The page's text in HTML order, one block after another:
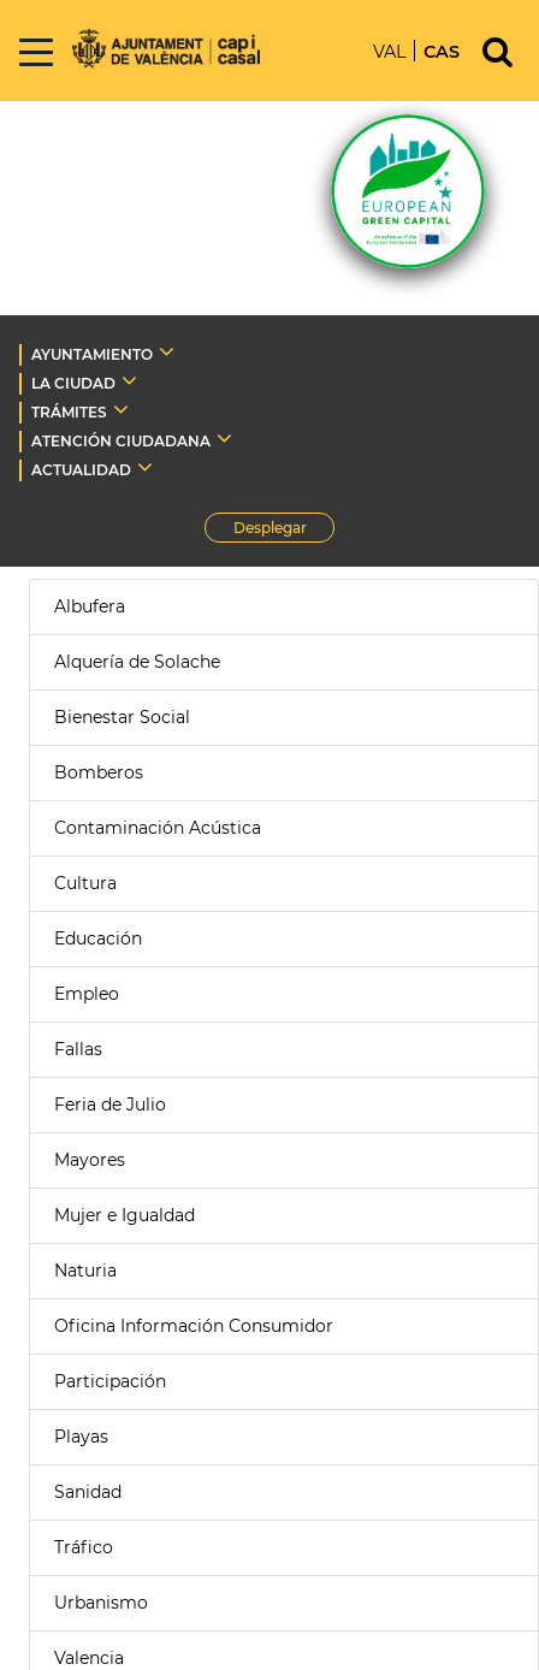
VAL CAS
AYUNTAMIENTO
LA CIUDAD
TRÁMITES
ATENCIÓN CIUDADANA
ACTUALIDAD
Desplegar
Albufera
Alquería de Solache
Bienestar Social
Bomberos
Contaminación Acústica
Cultura
Educación
Empleo
Fallas
Feria de Julio
Mayores
Mujer e Igualdad
Naturia
Oficina Información Consumidor
Participación
Playas
Sanidad
Tráfico
Urbanismo
Valencia